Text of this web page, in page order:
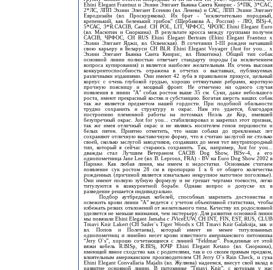
Ehini Elegant Frantsuz и Эхини Элегант Бьянка Санта Книрис - 5*ПК, 3*CAC,
2*ЛС, ЛПП Эхини Элегант Есению (вл. Ленева) и САС, ЛПП Эхини Элегант
Евродизайн (вл. Проскурякова). Их брат - "исключительно породный,
крепенький, как беленький грибок" (Щербакова А., Россия) - ЛЮ, BISj-4,
5*САС, 3*R.CACIB, Cand. CH POL, LIT, ЧРФСС, ЧРОЛС Ehini Elegant Eurо
(вл. Масютин и Сноркина). В результате кросса между группами получен
CACIB, ЧРФОС, CH RUS Ehini Elegant Bertram (Ehini Elegant Frantsuz x
Эхини Элегант Яджи, вл. Освенская). В сочетании I-III рожден начавший
свою карьеру в Беларуси CH BLR Ehini Elegant Voyager (Just for you... x
Эхини Элегант Бьянка Санта Книрис, вл. Никитина). Общий тип собак
основной линии полностью отвечает стандарту породы (за исключением
вопроса купирования) и является наиболее желательным. Их очень высокая
конкурентоспособность отражена в отчетах о выставках, публикуемых
различными изданиями. Они имеют 42 зуба в правильном прикусе, цельный
корпус с очень глубокой грудью, хорошо оттянутыми ребрами, короткую
прочную поясницу и мощный фронт. Не отмечено ни одного случая
появления в линии "А" собак ростом выше 35 см. Суки, даже небольшого
роста, имеют прекрасный костяк и субстанцию. Богатая шерсть наших собак
так же является предметом нашей гордости. При подобной обильности
трудно сохранить и структуру и окрас. Нам это удается, благодаря
построению племенной работы на потомках Ноэль де Кор, имевшей
безупречный окрас. Just for you... стабилизировал и закрепил этот признак,
так же имея отличный окрас и не являясь носителем генов перцовости и
белых пятен. Приятно отметить, что наши собаки до преклонных лет
сохраняют отличную выставочную форму, что я считаю заслугой не столько
своей, сколько заслугой заводчиков, создавших до меня тот внутрипородный
тип, который я сейчас стараюсь сохранить. Так, например, Just for you...
дважды стал Лучшим Ветераном CACIB Dog Show, BISv-4, а его
однопометница Jane Lee (вл. B. Leproux, FRA) - BV на Euro Dog Show 2002 в
Париже. Как любая линия, мы имеем и недостатки. Основным считаем
появление сук ростом 28 см в пропорции 1 к 6 от общего количества
рожденных (причиной является изначально некрупное маточное поголовье).
Они имеют полную зубную формулу и не грешат чертами тоевости, легко
титулуются в конкурентной борьбе. Однако вопрос о допуске их в
разведение решается индивидуально.
Подбор аутбредных кобелей, способных закрепить достоинства и
освежить крови линии "А" ведется с учетом объективной статистики, чтобы
избежать резких отклонений от желательного типа. Качеству их родословной
уделяется не меньше внимания, чем экстерьеру. Для развития основной линии
мы повязали Ehini Elegant Jamaha с JViceEUW, CH INT, FIN, EST, RUS, CLUB
Tmavi Knir Lakert (CH Sailer`s Tiger Woods x CH Tmavi Knir Galaksija, зав. и
вл. Попов и Полетаева), который имеет не менее титулованных
однопометниц и линейно несет крови известного американского питомника
“Jery O`s”, хорошо сочетающиеся с линией “Feldmar”. Рожденные от этой
вязки кобель R.BISp, R.BISj, ЮЧР Ehini Elegant Ketano (вл. Сноркина),
имеющий явное сходство как с родителями, так и со своим прямым предком,
влиятельным американским производителем CH Jerry O`s Rain Check, и сука
Ehini Elegant Convallaria Majalis (вл. Жуляева) надеемся, внесут свой вклад в
развитие основной линии. В питомнике "Tmavi Knir", с которым у нас